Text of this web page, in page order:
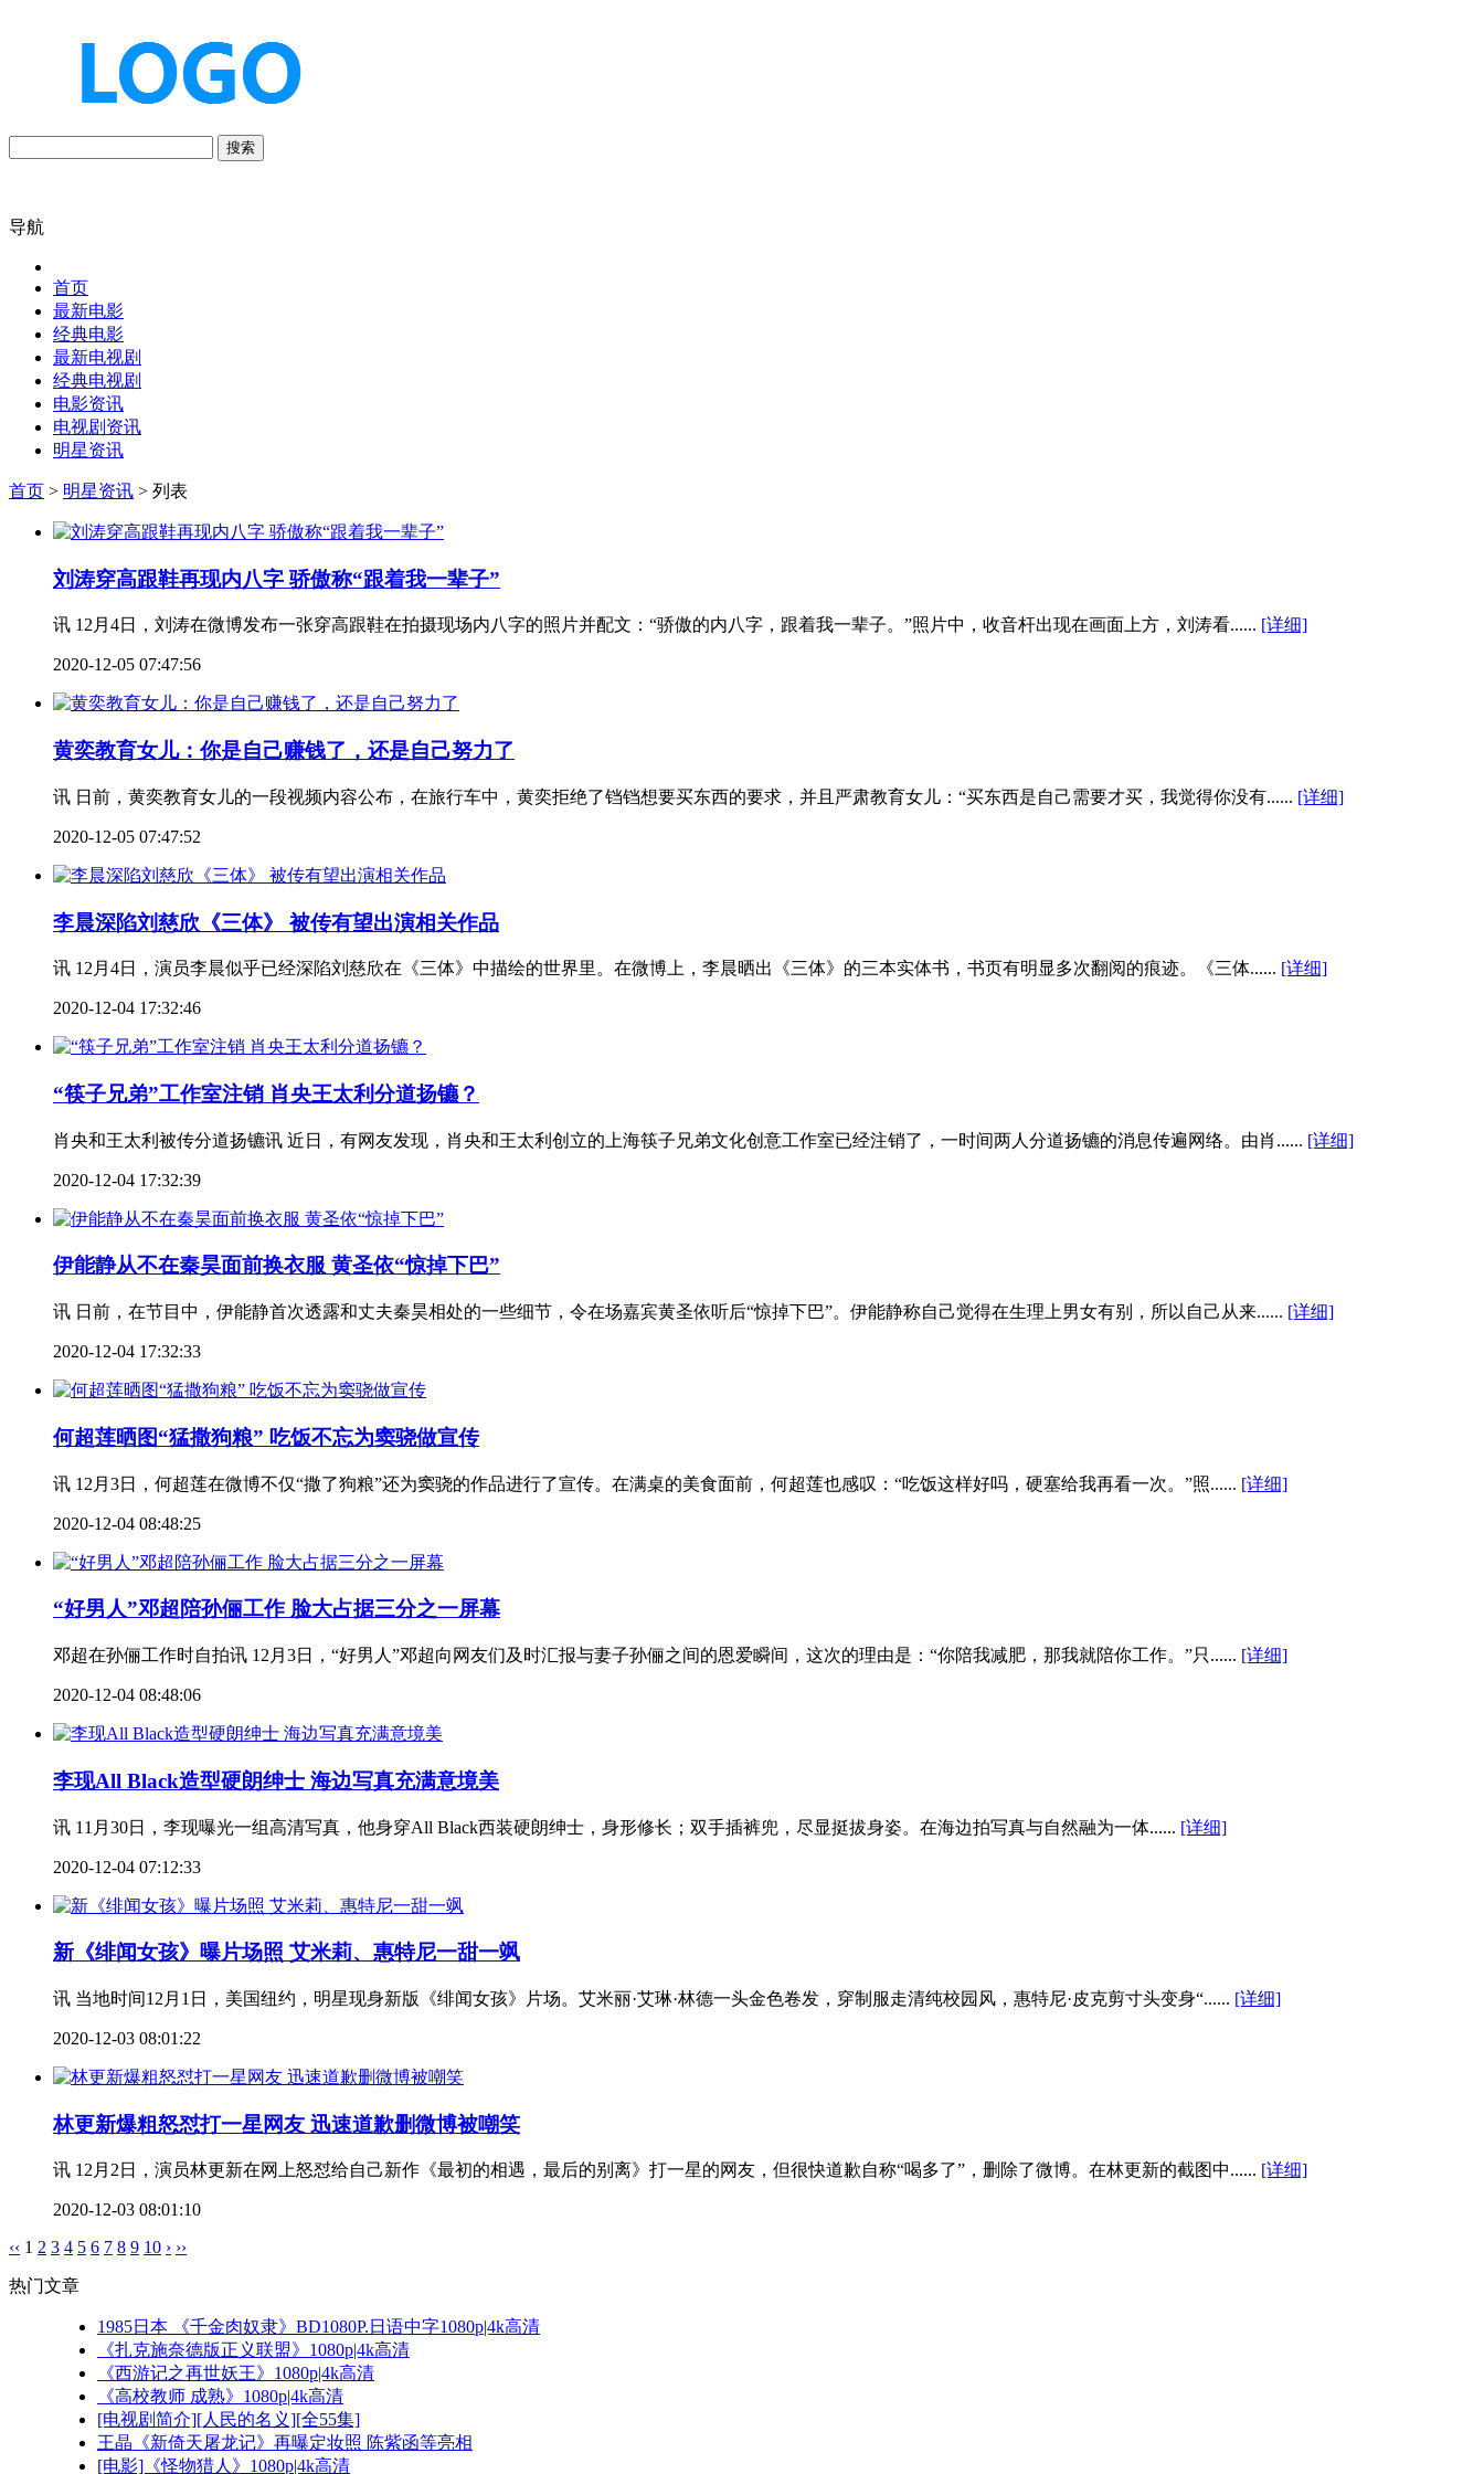
搜索
导航
首页
最新电影
经典电影
最新电视剧
经典电视剧
电影资讯
电视剧资讯
明星资讯
首页 > 明星资讯 > 列表
刘涛穿高跟鞋再现内八字 骄傲称“跟着我一辈子”
讯 12月4日，刘涛在微博发布一张穿高跟鞋在拍摄现场内八字的照片并配文：“骄傲的内八字，跟着我一辈子。”照片中，收音杆出现在画面上方，刘涛看...... [详细]
2020-12-05 07:47:56
黄奕教育女儿：你是自己赚钱了，还是自己努力了
讯 日前，黄奕教育女儿的一段视频内容公布，在旅行车中，黄奕拒绝了铛铛想要买东西的要求，并且严肃教育女儿：“买东西是自己需要才买，我觉得你没有...... [详细]
2020-12-05 07:47:52
李晨深陷刘慈欣《三体》 被传有望出演相关作品
讯 12月4日，演员李晨似乎已经深陷刘慈欣在《三体》中描绘的世界里。在微博上，李晨晒出《三体》的三本实体书，书页有明显多次翻阅的痕迹。《三体...... [详细]
2020-12-04 17:32:46
“筷子兄弟”工作室注销 肖央王太利分道扬镳？
肖央和王太利被传分道扬镳讯 近日，有网友发现，肖央和王太利创立的上海筷子兄弟文化创意工作室已经注销了，一时间两人分道扬镳的消息传遍网络。由肖...... [详细]
2020-12-04 17:32:39
伊能静从不在秦昊面前换衣服 黄圣依“惊掉下巴”
讯 日前，在节目中，伊能静首次透露和丈夫秦昊相处的一些细节，令在场嘉宾黄圣依听后“惊掉下巴”。伊能静称自己觉得在生理上男女有别，所以自己从来...... [详细]
2020-12-04 17:32:33
何超莲晒图“猛撒狗粮” 吃饭不忘为窦骁做宣传
讯 12月3日，何超莲在微博不仅“撒了狗粮”还为窦骁的作品进行了宣传。在满桌的美食面前，何超莲也感叹：“吃饭这样好吗，硬塞给我再看一次。”照...... [详细]
2020-12-04 08:48:25
“好男人”邓超陪孙俪工作 脸大占据三分之一屏幕
邓超在孙俪工作时自拍讯 12月3日，“好男人”邓超向网友们及时汇报与妻子孙俪之间的恩爱瞬间，这次的理由是：“你陪我减肥，那我就陪你工作。”只...... [详细]
2020-12-04 08:48:06
李现All Black造型硬朗绅士 海边写真充满意境美
讯 11月30日，李现曝光一组高清写真，他身穿All Black西装硬朗绅士，身形修长；双手插裤兜，尽显挺拔身姿。在海边拍写真与自然融为一体...... [详细]
2020-12-04 07:12:33
新《绯闻女孩》曝片场照 艾米莉、惠特尼一甜一飒
讯 当地时间12月1日，美国纽约，明星现身新版《绯闻女孩》片场。艾米丽·艾琳·林德一头金色卷发，穿制服走清纯校园风，惠特尼·皮克剪寸头变身“...... [详细]
2020-12-03 08:01:22
林更新爆粗怒怼打一星网友 迅速道歉删微博被嘲笑
讯 12月2日，演员林更新在网上怒怼给自己新作《最初的相遇，最后的别离》打一星的网友，但很快道歉自称“喝多了”，删除了微博。在林更新的截图中...... [详细]
2020-12-03 08:01:10
‹‹ 1 2 3 4 5 6 7 8 9 10 › ››
热门文章
1985日本 《千金肉奴隶》BD1080P.日语中字1080p|4k高清
《扎克施奈德版正义联盟》1080p|4k高清
《西游记之再世妖王》1080p|4k高清
《高校教师 成熟》1080p|4k高清
[电视剧简介][人民的名义][全55集]
王晶《新倚天屠龙记》再曝定妆照 陈紫函等亮相
[电影]《怪物猎人》1080p|4k高清